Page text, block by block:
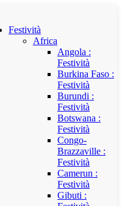
Festività
Africa
Angola :
Festività
Burkina Faso :
Festività
Burundi :
Festività
Botswana :
Festività
Congo-
Brazzaville :
Festività
Camerun :
Festività
Gibuti :